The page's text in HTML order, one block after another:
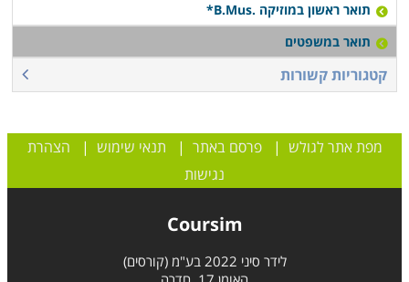
תואר ראשון במוזיקה .B.Mus*
תואר במשפטים
קטגוריות קשורות
מפת אתר לגולש |פרסם באתר | תנאי שימוש | הצהרת
נגישות
Coursim
לידר סיני 2022 בע"מ (קורסים)